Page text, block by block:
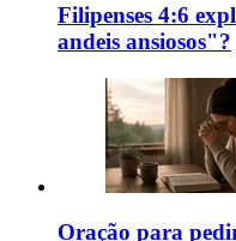
Filipenses 4:6
andeis ansiosos"?
Oração para